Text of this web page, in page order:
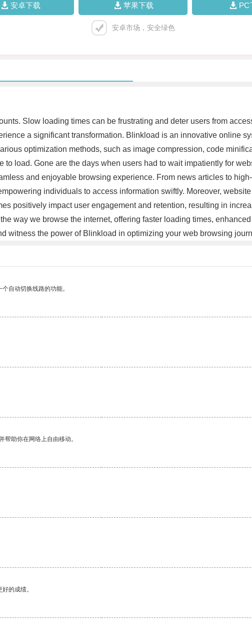
安卓下载 苹果下载 PC
安卓市场，安全绿色
Slow loading times can be frustrating and deter users from
a significant transformation. Blinkload is an innovative online
optimization methods, such as image compression, code
to load. Gone are the days when users had to wait impatiently for
and enjoyable browsing experience. From news articles to
individuals to access information swiftly. Moreover,
positively impact user engagement and retention, resulting in
way we browse the internet, offering faster loading times,
witness the power of Blinkload in optimizing your web browsing
自动切换线路的功能。
助你在网络上自由移动。
的成绩。